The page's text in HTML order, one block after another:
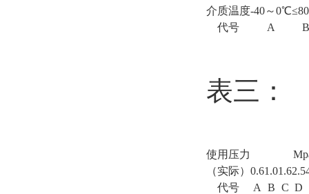
介质温度-40～0℃
代号
A B
表三：
使用压力
（实际） 0.61.01.62.5
代号
A B C D